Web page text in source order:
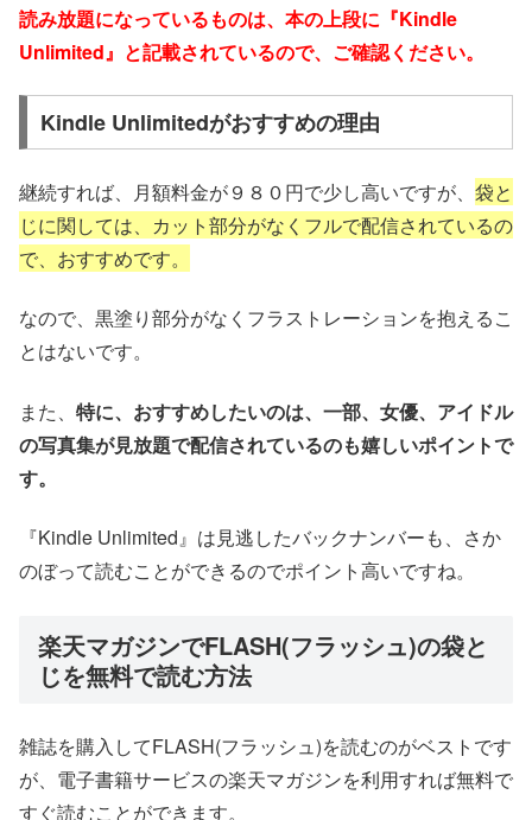
読み放題になっているものは、本の上段に『Kindle
Unlimited』と記載されているので、ご確認ください。
Kindle Unlimitedがおすすめの理由
継続すれば、月額料金が９８０円で少し高いですが、 袋と
じに関しては、カット部分がなくフルで配信されているの
で、おすすめです。
なので、黒塗り部分がなくフラストレーションを抱えるこ
とはないです。
また、 特に、おすすめしたいのは、一部、女優、アイドル
の写真集が見放題で配信されているのも嬉しいポイントで
す。
『Kindle Unlimited』は見逃したバックナンバーも、さか
のぼって読むことができるのでポイント高いですね。
楽天マガジンでFLASH(フラッシュ)の袋と
じを無料で読む方法
雑誌を購入してFLASH(フラッシュ)を読むのがベストです
が、電子書籍サービスの楽天マガジンを利用すれば無料で
すぐ読むことができます。